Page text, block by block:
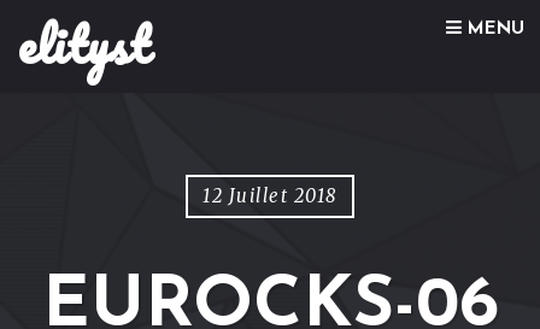
elityst MENU
Skip to content
12 Juillet 2018
EUROCKS-06